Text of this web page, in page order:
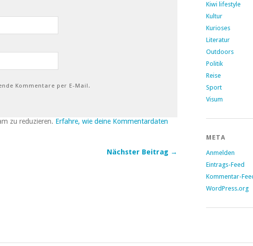
Kommentare per E-Mail.
zu reduzieren. Erfahre, wie deine Kommentardaten
Nächster Beitrag →
Kiwi lifestyle
Kultur
Kurioses
Literatur
Outdoors
Politik
Reise
Sport
Visum
META
Anmelden
Eintrags-Feed
Kommentar-
WordPress.org